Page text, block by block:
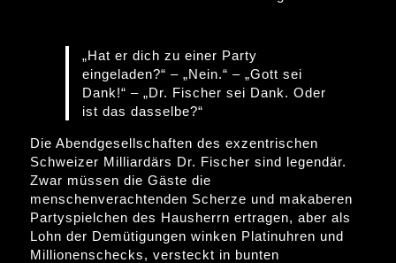
„Hat er dich zu einer Party
eingeladen?“ – „Nein.“ – „Gott sei
Dank!“ – „Dr. Fischer sei Dank. Oder
ist das dasselbe?“
Die Abendgesellschaften des exzentrischen
Schweizer Milliardärs Dr. Fischer sind legendär.
Zwar müssen die Gäste die
menschenverachtenden Scherze und makaberen
Partyspielchen des Hausherrn ertragen, aber als
Lohn der Demütigungen winken Platinuhren und
Millionenschecks, versteckt in bunten